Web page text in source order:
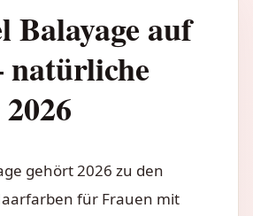
Balayage auf
natürliche
gehört 2026 zu den
für Frauen mit